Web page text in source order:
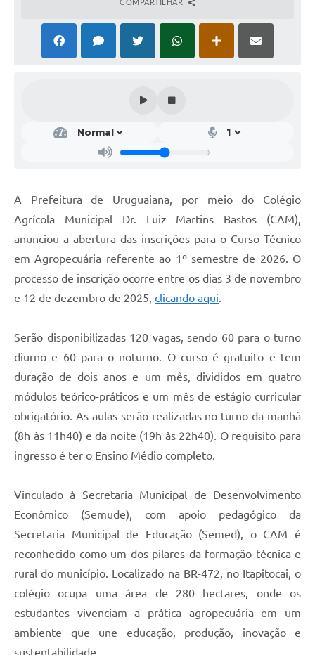
Solicitação Obras
Cidadão Online: IPTU - alvará
Tramitação de Processos
Colégio Agrícola Municipal
Vigilância Sanitária
Vigilância Ambiental em Saúde
Galeria de Fotos
Obras
Notícias
Contas Públicas
Links
Termos de Uso & Política de Privacidade
COMPARTILHAR
A Prefeitura de Uruguaiana, por meio do Colégio
Agrícola Municipal Dr. Luiz Martins Bastos (CAM),
anunciou a abertura das inscrições para o Curso Técnico
em Agropecuária referente ao 1º semestre de 2026. O
processo de inscrição ocorre entre os dias 3 de novembro
e 12 de dezembro de 2025, clicando aqui.
Serão disponibilizadas 120 vagas, sendo 60 para o turno
diurno e 60 para o noturno. O curso é gratuito e tem
duração de dois anos e um mês, divididos em quatro
módulos teórico-práticos e um mês de estágio curricular
obrigatório. As aulas serão realizadas no turno da manhã
(8h às 11h40) e da noite (19h às 22h40). O requisito para
ingresso é ter o Ensino Médio completo.
Vinculado à Secretaria Municipal de Desenvolvimento
Econômico (Semude), com apoio pedagógico da
Secretaria Municipal de Educação (Semed), o CAM é
reconhecido como um dos pilares da formação técnica e
rural do município. Localizado na BR-472, no Itapitocai, o
colégio ocupa uma área de 280 hectares, onde os
estudantes vivenciam a prática agropecuária em um
ambiente que une educação, produção, inovação e
sustentabilidade.